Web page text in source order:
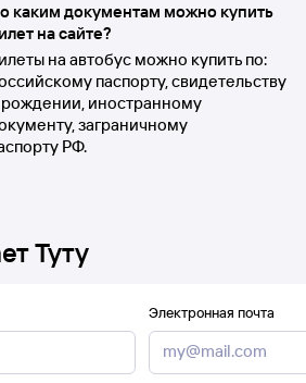
каким документам можно купить
на сайте?
на автобус можно купить по:
паспорту, свидетельству
иностранному
заграничному
РФ.
Туту
Электронная почта